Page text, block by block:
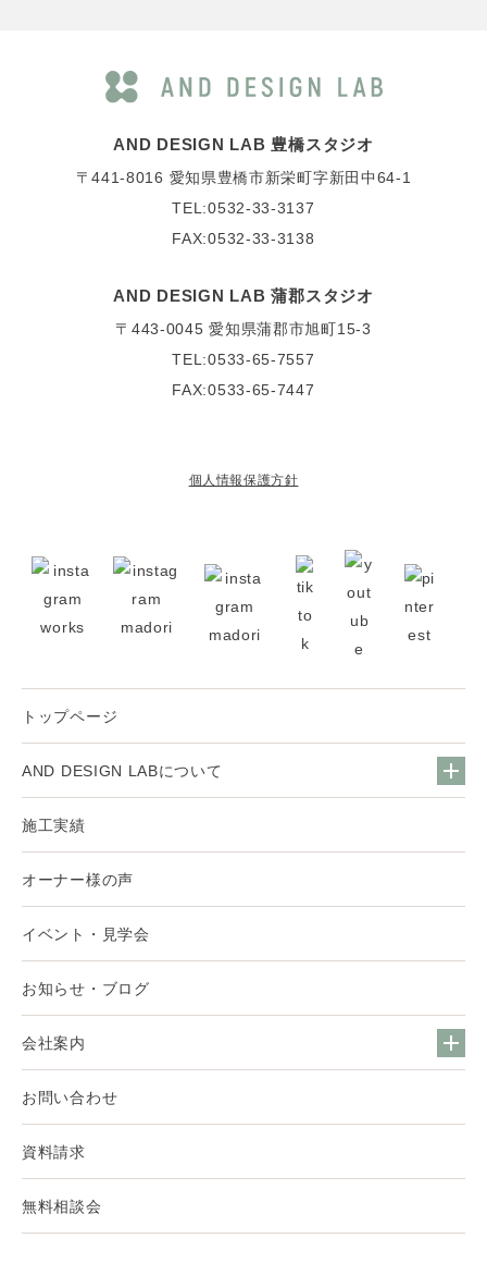
AND DESIGN LAB 豊橋スタジオ
〒441-8016 愛知県豊橋市新栄町字新田中64-1
TEL:0532-33-3137
FAX:0532-33-3138
AND DESIGN LAB 蒲郡スタジオ
〒443-0045 愛知県蒲郡市旭町15-3
TEL:0533-65-7557
FAX:0533-65-7447
個人情報保護方針
トップページ
AND DESIGN LABについて
施工実績
オーナー様の声
イベント・見学会
お知らせ・ブログ
会社案内
お問い合わせ
資料請求
無料相談会